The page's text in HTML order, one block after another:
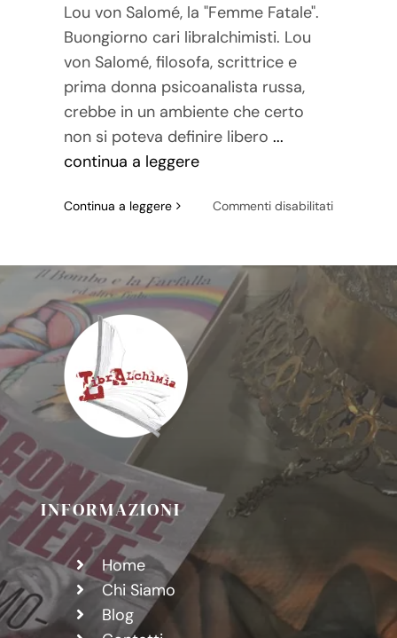
Lou von Salomé, la "Femme Fatale".
Buongiorno cari libralchimisti. Lou
von Salomé, filosofa, scrittrice e
prima donna psicoanalista russa,
crebbe in un ambiente che certo
non si poteva definire libero ...
continua a leggere
Continua a leggere Commenti disabilitatisu
Salomé,
“Femme
INFORMAZIONI
Home
Chi Siamo
Blog